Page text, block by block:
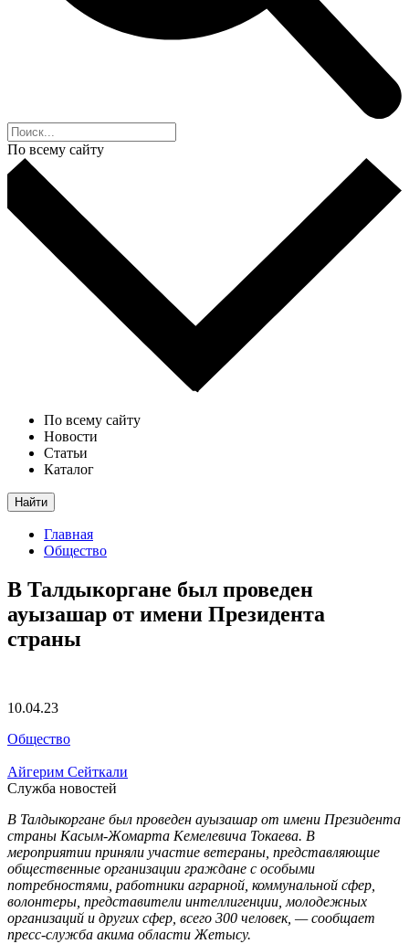
По всему сайту
По всему сайту
Новости
Статьи
Каталог
Найти
Главная
Общество
В Талдыкоргане был проведен
ауызашар от имени Президента
страны
10.04.23
Общество
Айгерим Сейткали
Служба новостей
В Талдыкоргане был проведен ауызашар от имени Президента
страны Касым-Жомарта Кемелевича Токаева. В
мероприятии приняли участие ветераны, представляющие
общественные организации граждане с особыми
потребностями, работники аграрной, коммунальной сфер,
волонтеры, представители интеллигенции, молодежных
организаций и других сфер, всего 300 человек, — сообщает
пресс-служба акима области Жетысу.